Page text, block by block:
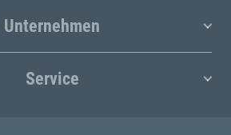
Unternehmen
Service